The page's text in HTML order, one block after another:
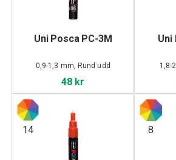
Uni Posca PC-3M
0,9-1,3 mm, Rund udd
48 kr
Uni
1,8-
14 8